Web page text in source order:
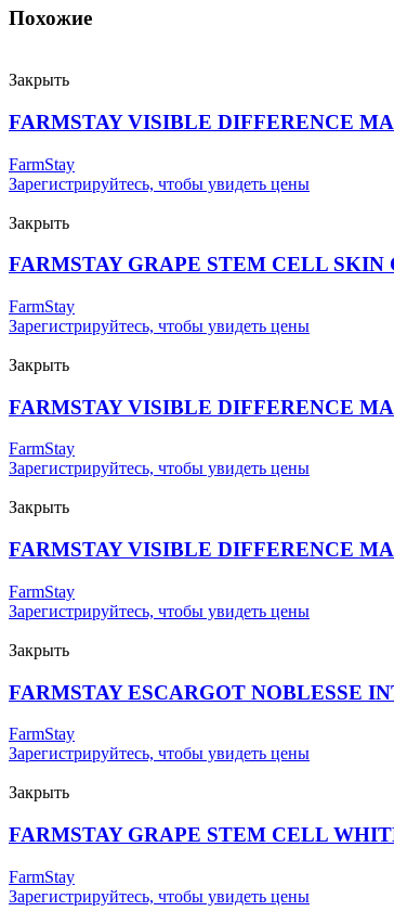
Похожие
Закрыть
FARMSTAY VISIBLE DIFFERENCE
FarmStay
Зарегистрируйтесь, чтобы увидеть цены
Закрыть
FARMSTAY GRAPE STEM CELL SKIN
FarmStay
Зарегистрируйтесь, чтобы увидеть цены
Закрыть
FARMSTAY VISIBLE DIFFERENCE
FarmStay
Зарегистрируйтесь, чтобы увидеть цены
Закрыть
FARMSTAY VISIBLE DIFFERENCE
FarmStay
Зарегистрируйтесь, чтобы увидеть цены
Закрыть
FARMSTAY ESCARGOT NOBLESSE
FarmStay
Зарегистрируйтесь, чтобы увидеть цены
Закрыть
FARMSTAY GRAPE STEM CELL
FarmStay
Зарегистрируйтесь, чтобы увидеть цены